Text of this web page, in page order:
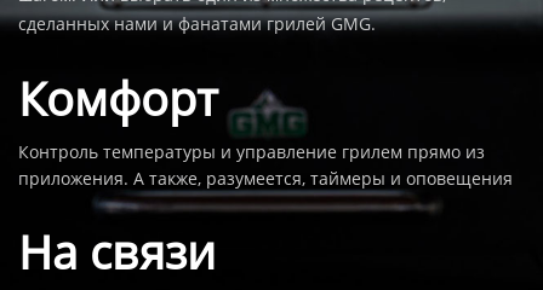
сделанных нами и фанатами грилей GMG.
Комфорт
Контроль температуры и управление грилем прямо из
приложения. А также, разумеется, таймеры и оповещения
На связи